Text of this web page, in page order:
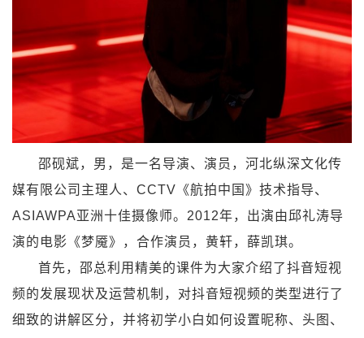
邵砚斌，男，是一名导演、演员，河北纵深文化传
媒有限公司主理人、CCTV《航拍中国》技术指导、
ASIAWPA亚洲十佳摄像师。2012年，出演由邱礼涛导
演的电影《梦魇》，合作演员，黄轩，薛凯琪。
首先，邵总利用精美的课件为大家介绍了抖音短视
频的发展现状及运营机制，对抖音短视频的类型进行了
细致的讲解区分，并将初学小白如何设置昵称、头图、